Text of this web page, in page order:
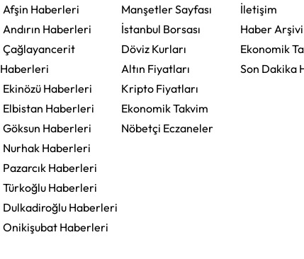
Afşin Haberleri
Andırın Haberleri
Çağlayancerit
Haberleri
Ekinözü Haberleri
Elbistan Haberleri
Göksun Haberleri
Nurhak Haberleri
Pazarcık Haberleri
Türkoğlu Haberleri
Dulkadiroğlu Haberleri
Onikişubat Haberleri
Manşetler Sayfası
İstanbul Borsası
Döviz Kurları
Altın Fiyatları
Kripto Fiyatları
Ekonomik Takvim
Nöbetçi Eczaneler
İletişim
Haber Arşivi
Ekonomik
Son Dakika